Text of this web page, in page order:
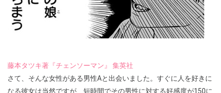
藤本タツキ著『チェンソーマン』 集英社
さて、そんな女性がある男性Aと出会いました。すぐに人を好きに
なる彼女は当然ですが、短時間でその男性に対する好感度が150に